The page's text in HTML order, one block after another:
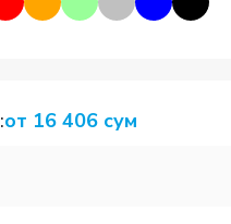
:от 16 406 сум